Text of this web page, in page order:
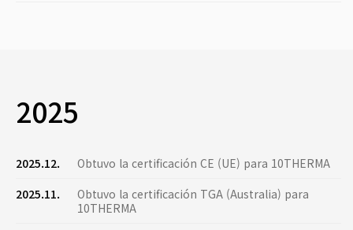
2025
2025.12.
Obtuvo la certificación CE (UE) para 10THERMA
2025.11.
Obtuvo la certificación TGA (Australia) para
10THERMA